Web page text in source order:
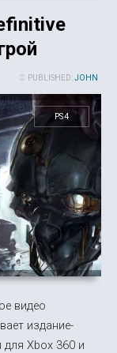
PUBLISHED:JOHN
PS4
видео
издание-
для Xbox 360 и